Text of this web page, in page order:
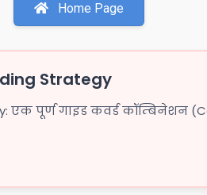
Home Page
Strategy
एक पूर्ण गाइड कवर्ड कॉम्बिनेशन